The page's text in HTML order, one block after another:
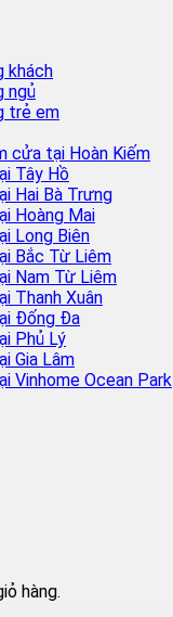
khách
ngủ
trẻ em
cửa tại Hoàn Kiếm
Tây Hồ
Hai Bà Trưng
Hoàng Mai
Long Biên
Bắc Từ Liêm
Nam Từ Liêm
Thanh Xuân
Đống Đa
Phủ Lý
Gia Lâm
Vinhome Ocean Park
hàng.